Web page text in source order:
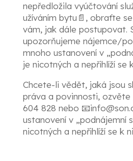
nepředložila vyúčtování
užíváním bytu📄, obraťte
vám, jak dále postupovat.
upozorňujeme nájemce/
mnoho ustanovení v
je nicotných a nepřihlíží se
Chcete-li vědět, jaká jsou
práva a povinnosti, ozvěte
604 828 nebo
ustanovení v „podnájemní
nicotných a nepřihlíží se k